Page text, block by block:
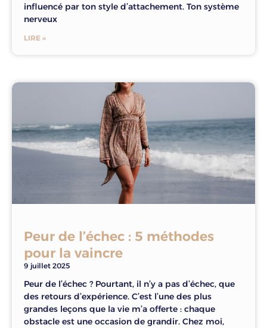
influencé par ton style d’attachement. Ton système
nerveux
LIRE »
Peur de l’échec : 5 méthodes
pour la vaincre
9 juillet 2025
Peur de l’échec ? Pourtant, il n’y a pas d’échec, que
des retours d’expérience. C’est l’une des plus
grandes leçons que la vie m’a offerte : chaque
obstacle est une occasion de grandir. Chez moi,